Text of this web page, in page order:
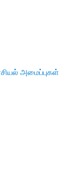
அமைப்புகள்